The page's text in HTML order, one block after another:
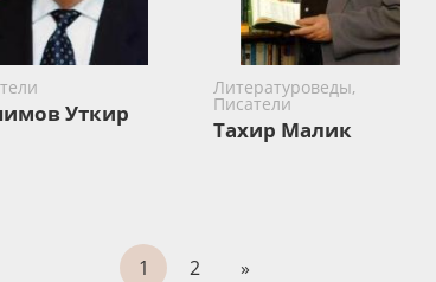
Уткир
Литературоведы,
Писатели
Тахир Малик
1 2 »